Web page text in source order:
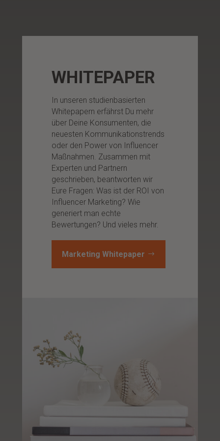
WHITEPAPER
In unseren studienbasierten
Whitepapern erfährst Du mehr
über Deine Konsumenten, die
neuesten Kommunikationstrends
oder den Power von Influencer
Maßnahmen. Zusammen mit
Experten und Partnern
geschrieben, beantworten wir
Eure Fragen: Was ist der ROI von
Influencer Marketing? Wie
generiert man echte
Bewertungen? Und vieles mehr.
Marketing Whitepaper